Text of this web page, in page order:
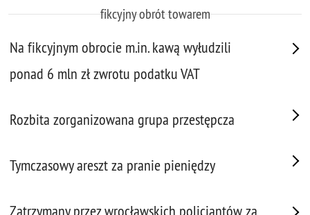
fikcyjny obrót towarem
Na fikcyjnym obrocie m.in. kawą wyłudzili
ponad 6 mln zł zwrotu podatku VAT
Rozbita zorganizowana grupa przestępcza
Tymczasowy areszt za pranie pieniędzy
Zatrzymany przez wrocławskich policjantów za